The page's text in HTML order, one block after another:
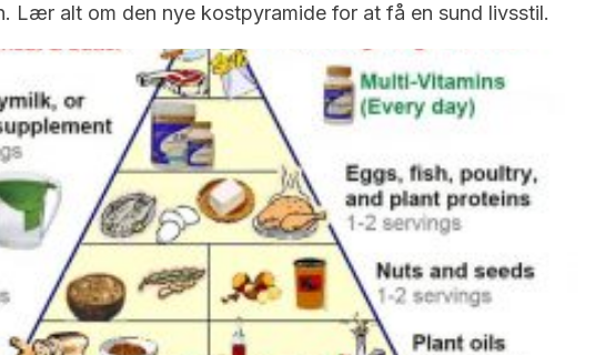
Lær alt om den nye kostpyramide for at få en sund livsstil.